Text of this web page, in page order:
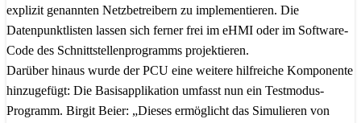
explizit genannten Netzbetreibern zu implementieren. Die
Datenpunktlisten lassen sich ferner frei im eHMI oder im Software-
Code des Schnittstellenprogramms projektieren.
Darüber hinaus wurde der PCU eine weitere hilfreiche Komponente
hinzugefügt: Die Basisapplikation umfasst nun ein Testmodus-
Programm. Birgit Beier: „Dieses ermöglicht das Simulieren von